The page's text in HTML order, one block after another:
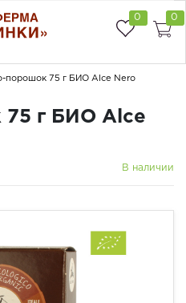
0 0
порошок 75 г БИО Alce Nero
75 г БИО Alce
В наличии